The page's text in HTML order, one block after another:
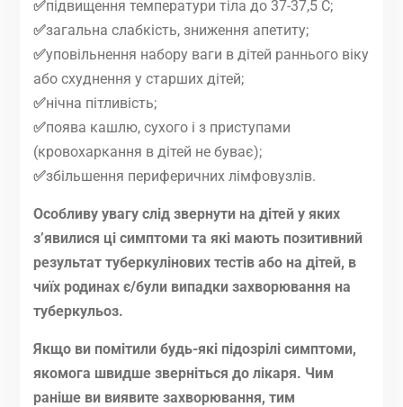
✅підвищення температури тіла до 37-37,5 С;
✅загальна слабкість, зниження апетиту;
✅уповільнення набору ваги в дітей раннього віку
або схуднення у старших дітей;
✅нічна пітливість;
✅поява кашлю, сухого і з приступами
(кровохаркання в дітей не буває);
✅збільшення периферичних лімфовузлів.
Особливу увагу слід звернути на дітей у яких
з’явилися ці симптоми та які мають позитивний
результат туберкулінових тестів або на дітей, в
чиїх родинах є/були випадки захворювання на
туберкульоз.
Якщо ви помітили будь-які підозрілі симптоми,
якомога швидше зверніться до лікаря. Чим
раніше ви виявите захворювання, тим